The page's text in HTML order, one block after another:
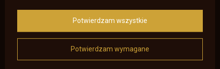
ciążących na Administratorze,
art. 6 ust. 1 lit. f RODO – prawnie uzasadniony interes
internetowego, dochodzeniu roszczeń, analizie działania
sklepu oraz marketingu własnych produktów i usług,
Potwierdzam wymagane
Potwierdzam wszystkie